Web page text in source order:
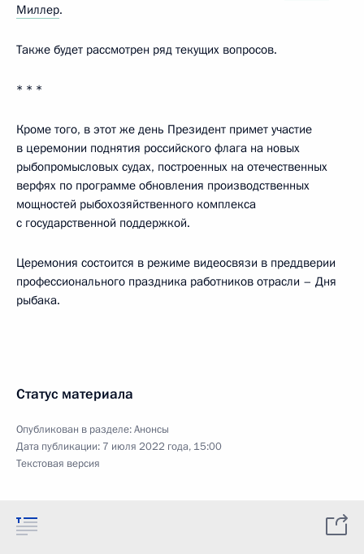
Миллер.
Также будет рассмотрен ряд текущих вопросов.
* * *
Кроме того, в этот же день Президент примет участие
в церемонии поднятия российского флага на новых
рыбопромысловых судах, построенных на отечественных
верфях по программе обновления производственных
мощностей рыбохозяйственного комплекса
с государственной поддержкой.
Церемония состоится в режиме видеосвязи в преддверии
профессионального праздника работников отрасли – Дня
рыбака.
Статус материала
Опубликован в разделе:Анонсы
Дата публикации: 7 июля 2022 года, 15:00
Текстовая версия